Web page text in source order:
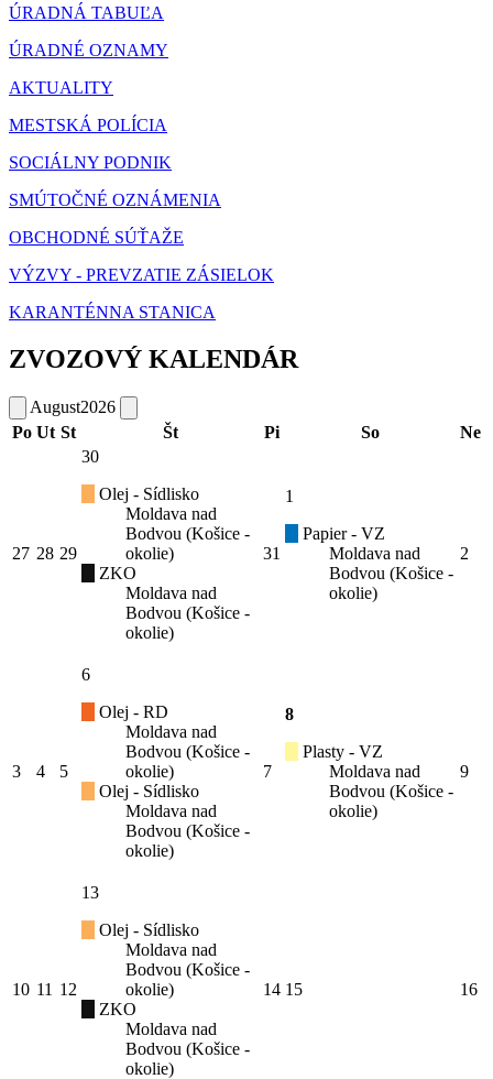
ÚRADNÁ TABUĽA
ÚRADNÉ OZNAMY
AKTUALITY
MESTSKÁ POLÍCIA
SOCIÁLNY PODNIK
SMÚTOČNÉ OZNÁMENIA
OBCHODNÉ SÚŤAŽE
VÝZVY - PREVZATIE ZÁSIELOK
KARANTÉNNA STANICA
ZVOZOVÝ KALENDÁR
August2026
Po Ut St Št Pi So Ne
27 28 29
30
Olej - Sídlisko
Moldava nad
Bodvou (Košice -
okolie)
ZKO
Moldava nad
Bodvou (Košice -
okolie)
31
1
Papier - VZ
Moldava nad
Bodvou (Košice -
okolie)
2
3 4 5
6
Olej - RD
Moldava nad
Bodvou (Košice -
okolie)
Olej - Sídlisko
Moldava nad
Bodvou (Košice -
okolie)
7
8
Plasty - VZ
Moldava nad
Bodvou (Košice -
okolie)
9
10 11 12
13
Olej - Sídlisko
Moldava nad
Bodvou (Košice -
okolie)
ZKO
Moldava nad
Bodvou (Košice -
okolie)
14 15 16